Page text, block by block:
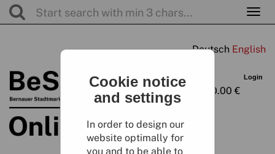
Cookie notice
and settings
In order to design our
website optimally for
you and to be able to
Cart
0 Article 0.00 €
Login